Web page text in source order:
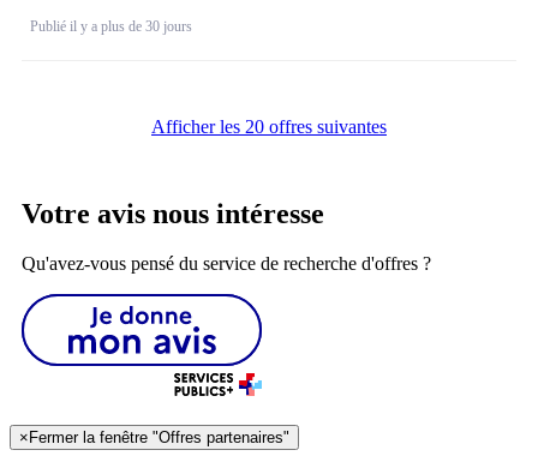
Publié il y a plus de 30 jours
Afficher les 20 offres suivantes
Votre avis nous intéresse
Qu'avez-vous pensé du service de recherche d'offres ?
× Fermer la fenêtre "Offres partenaires"